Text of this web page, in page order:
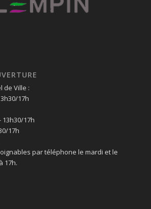
de Ville :
17h
13h30/17h
17h
par téléphone le mardi et le
17h.